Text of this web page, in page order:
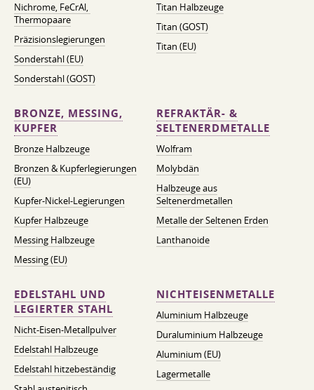
Nichrome, FeСrAl, ​​
Thermopaare
Präzisionslegierungen
Sonderstahl (EU)
Sonderstahl (GOST)
Titan Halbzeuge
Titan (GOST)
Titan (EU)
BRONZE, MESSING,
KUPFER
Bronze Halbzeuge
Bronzen & Kupferlegierungen
(EU)
Kupfer-Nickel-Legierungen
Kupfer Halbzeuge
Messing Halbzeuge
Messing (EU)
REFRAKTÄR- &
SELTENERDMETALLE
Wolfram
Molybdän
Halbzeuge aus
Seltenerdmetallen
Metalle der Seltenen Erden
Lanthanoide
EDELSTAHL UND
LEGIERTER STAHL
Nicht-Eisen-Metallpulver
Edelstahl Halbzeuge
Edelstahl hitzebeständig
NICHTEISENMETALLE
Aluminium Halbzeuge
Duraluminium Halbzeuge
Aluminium (EU)
Lagermetalle